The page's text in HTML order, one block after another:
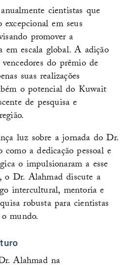
cientistas que
em seus
promover a
em escala global. A adição
do prêmio de
suas realizações
o potencial do Kuwait
de pesquisa e
luz sobre a jornada do Dr.
a dedicação pessoal e
o impulsionaram a esse
o Dr. Alahmad discute a
intercultural, mentoria e
robusta para cientistas
mundo.
Alahmad na